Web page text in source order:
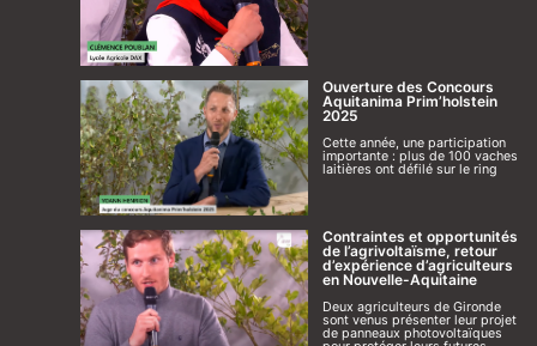
Ouverture des Concours
Aquitanima Prim’holstein
2025
Cette année, une participation
importante : plus de 100 vaches
laitières ont défilé sur le ring
Contraintes et opportunités
de l’agrivoltaïsme, retour
d’expérience d’agriculteurs
en Nouvelle-Aquitaine
Deux agriculteurs de Gironde
sont venus présenter leur projet
de panneaux photovoltaïques